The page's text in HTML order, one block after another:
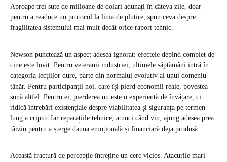
Aproape trei sute de milioane de dolari adunați în câteva zile, doar
pentru a readuce un protocol la linia de plutire, spun ceva despre
fragilitatea sistemului mai mult decât orice raport tehnic.
Newson punctează un aspect adesea ignorat: efectele depind complet de
cine este lovit. Pentru veteranii industriei, ultimele săptămâni intră în
categoria lecțiilor dure, parte din normalul evolutiv al unui domeniu
tânăr. Pentru participanții noi, care își pierd economii reale, povestea
sună altfel. Pentru ei, pierderea nu este o experiență de învățare, ci
ridică întrebări existențiale despre viabilitatea și siguranța pe termen
lung a cripto. Iar reparațiile tehnice, atunci când vin, ajung adesea prea
târziu pentru a șterge dauna emoțională și financiară deja produsă.
Această fractură de percepție întreține un cerc vicios. Atacurile mari